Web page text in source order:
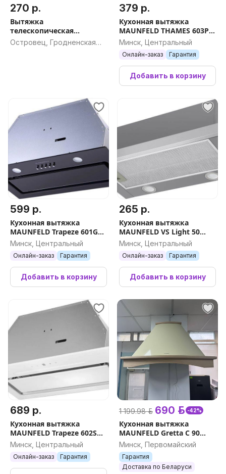
270 р.
Вытяжка
телескопическая
Maunfeld VS Fast 50
Островец, Гродненская
379 р.
Кухонная вытяжка
MAUNFELD THAMES 603PM
(белый)
Минск, Центральный
Онлайн-заказ Гарантия
Добавить в корзину
599 р.
Кухонная вытяжка
MAUNFELD Trapeze 601GG
(черный)
Минск, Центральный
Онлайн-заказ Гарантия
Добавить в корзину
265 р.
Кухонная вытяжка
MAUNFELD VS Light 50
(нержавеющая сталь)
Минск, Центральный
Онлайн-заказ Гарантия
Добавить в корзину
689 р.
Кухонная вытяжка
MAUNFELD Trapeze 602SGG
(белый)
Минск, Центральный
Онлайн-заказ Гарантия
1 199.98 р. 690 р. -42%
Кухонная вытяжка
MAUNFELD Gretta C 90
(бежевый) доставка
Минск, Первомайский
Гарантия
Доставка по Беларуси